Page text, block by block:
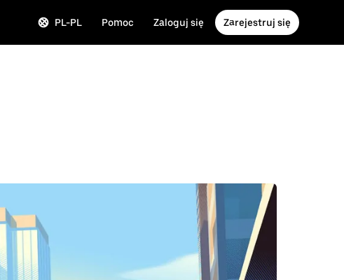
PL-PL Pomoc Zaloguj się Zarejestruj się